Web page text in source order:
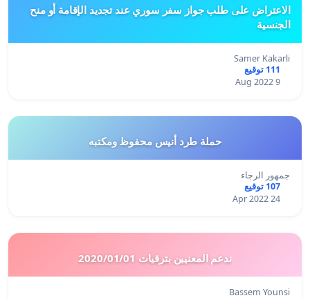
الاعتراض على طلب جواز سفر سوري عند تجديد الإقامة أو منح
الجنسية
Samer Kakarli
111 توقيع
9 Aug 2022
حملة طرد أنيس محفوظ ومكتبه
جمهور الرجاء
107 توقيع
24 Apr 2022
ندعم المعنيين بترقيات 2020/01/01
Bassem Younsi